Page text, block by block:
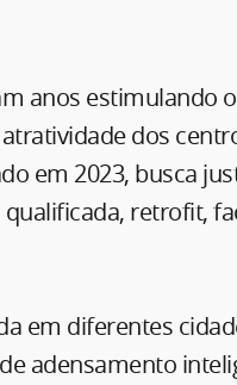
anos estimulando o
dos
em 2023, busca
retrofit,
em diferentes
adensamento